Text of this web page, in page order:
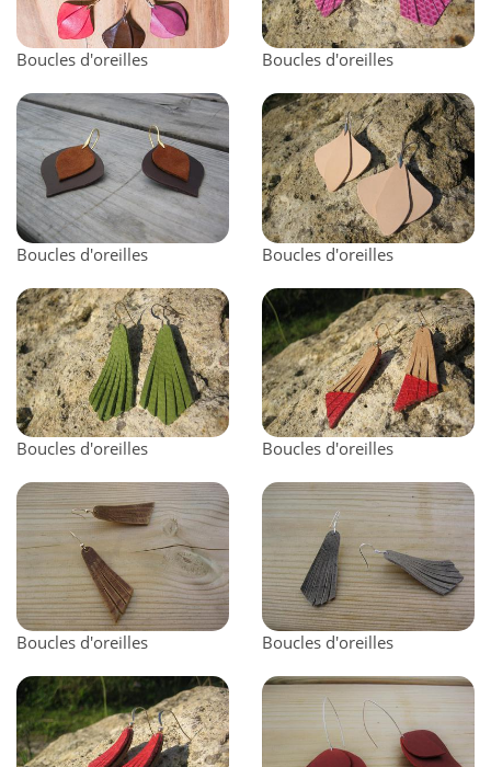
Boucles d'oreilles Boucles d'oreilles
Boucles d'oreilles Boucles d'oreilles
Boucles d'oreilles Boucles d'oreilles
Boucles d'oreilles Boucles d'oreilles